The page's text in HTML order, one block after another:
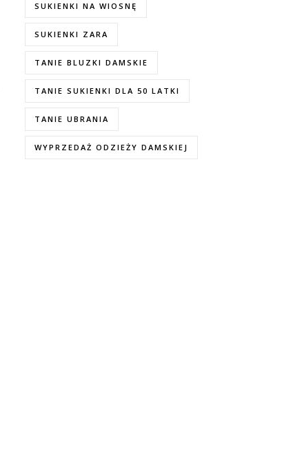
SUKIENKI NA WIOSNĘ
SUKIENKI ZARA
TANIE BLUZKI DAMSKIE
TANIE SUKIENKI DLA 50 LATKI
TANIE UBRANIA
WYPRZEDAŻ ODZIEŻY DAMSKIEJ